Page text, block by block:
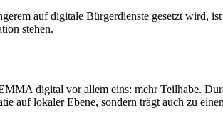
auf digitale Bürgerdienste gesetzt wird,
stehen.
digital vor allem eins: mehr Teilhabe.
auf lokaler Ebene, sondern trägt auch zu